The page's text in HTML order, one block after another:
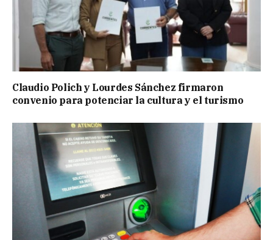
Claudio Polich y Lourdes Sánchez firmaron
convenio para potenciar la cultura y el turismo